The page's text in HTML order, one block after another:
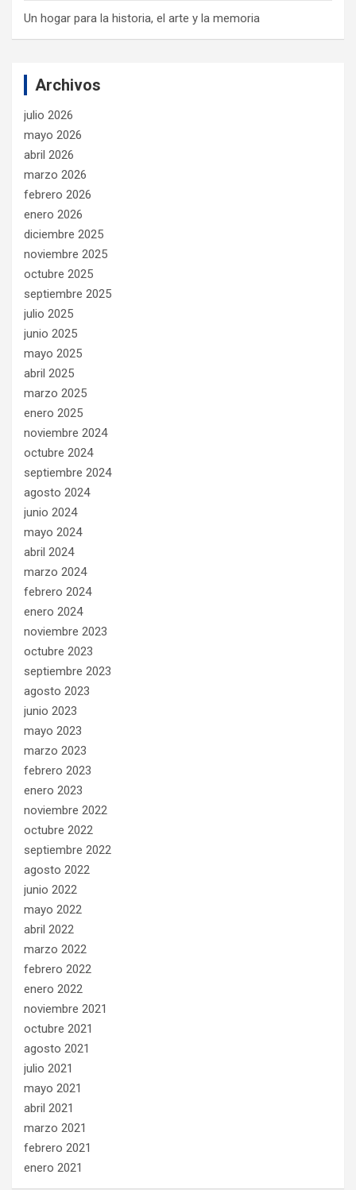
Un hogar para la historia, el arte y la memoria
Archivos
julio 2026
mayo 2026
abril 2026
marzo 2026
febrero 2026
enero 2026
diciembre 2025
noviembre 2025
octubre 2025
septiembre 2025
julio 2025
junio 2025
mayo 2025
abril 2025
marzo 2025
enero 2025
noviembre 2024
octubre 2024
septiembre 2024
agosto 2024
junio 2024
mayo 2024
abril 2024
marzo 2024
febrero 2024
enero 2024
noviembre 2023
octubre 2023
septiembre 2023
agosto 2023
junio 2023
mayo 2023
marzo 2023
febrero 2023
enero 2023
noviembre 2022
octubre 2022
septiembre 2022
agosto 2022
junio 2022
mayo 2022
abril 2022
marzo 2022
febrero 2022
enero 2022
noviembre 2021
octubre 2021
agosto 2021
julio 2021
mayo 2021
abril 2021
marzo 2021
febrero 2021
enero 2021